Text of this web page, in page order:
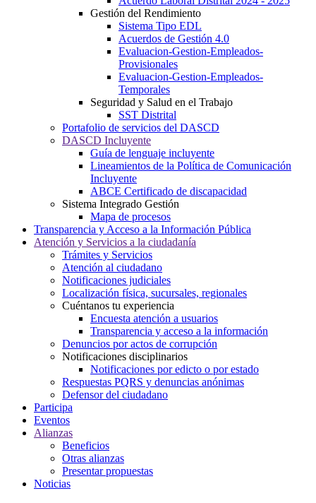
Gestión del Rendimiento
Sistema Tipo EDL
Acuerdos de Gestión 4.0
Evaluacion-Gestion-Empleados-
Provisionales
Evaluacion-Gestion-Empleados-
Temporales
Seguridad y Salud en el Trabajo
SST Distrital
Portafolio de servicios del DASCD
DASCD Incluyente
Guía de lenguaje incluyente
Lineamientos de la Política de Comunicación
Incluyente
ABCE Certificado de discapacidad
Sistema Integrado Gestión
Mapa de procesos
Transparencia y Acceso a la Información Pública
Atención y Servicios a la ciudadanía
Trámites y Servicios
Atención al ciudadano
Notificaciones judiciales
Localización física, sucursales, regionales
Cuéntanos tu experiencia
Encuesta atención a usuarios
Transparencia y acceso a la información
Denuncios por actos de corrupción
Notificaciones disciplinarios
Notificaciones por edicto o por estado
Respuestas PQRS y denuncias anónimas
Defensor del ciudadano
Participa
Eventos
Alianzas
Beneficios
Otras alianzas
Presentar propuestas
Noticias